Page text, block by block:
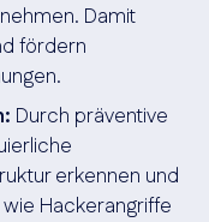
Damit
fördern
Durch präventive
erkennen und
Hackerangriffe